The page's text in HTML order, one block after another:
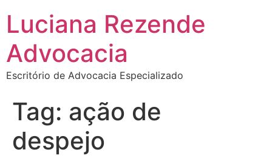
Luciana Rezende
Advocacia
Escritório de Advocacia Especializado
Tag: ação de
despejo